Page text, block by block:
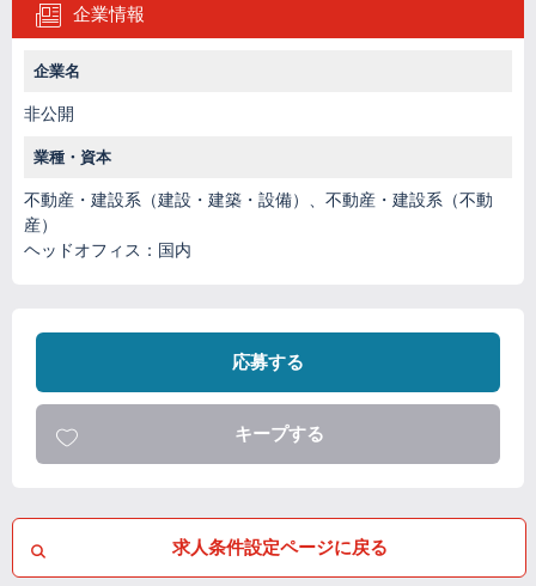
企業情報
企業名
非公開
業種・資本
不動産・建設系（建設・建築・設備）、不動産・建設系（不動
産）
ヘッドオフィス：国内
応募する
キープする
求人条件設定ページに戻る